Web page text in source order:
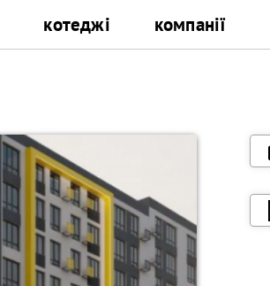
котеджі компанії